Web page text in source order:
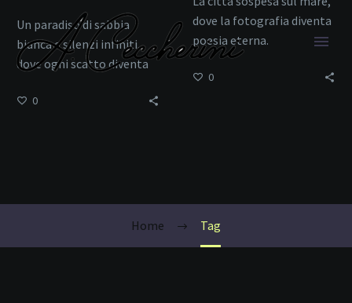
Home Tag
Un paradiso di sabbia
bianca e silenzi infiniti,
dove ogni scatto diventa
0
dove la fotografia diventa
poesia eterna.
0